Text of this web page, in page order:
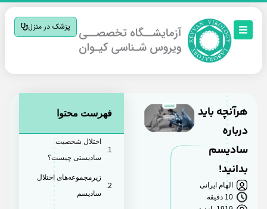
پزشک در منزل
هرآنچه باید
درباره
سادیسم
بدانید!
الهام ایرانی
10 دقیقه
فهرست محتوا
اختلال شخصیت
سادیستی چیست؟
زیرمجموعه‌های اختلال
سادیسم